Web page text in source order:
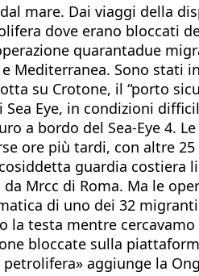
mare. Dai viaggi della
dove erano bloccati
quarantadue
Mediterranea. Sono
su Crotone, il “porto
Eye, in condizioni
a bordo del Sea-Eye 4.
ore più tardi, con altre
guardia costiera
Mrcc di Roma. Ma le
di uno dei 32
testa mentre
bloccate sulla
aggiunge la